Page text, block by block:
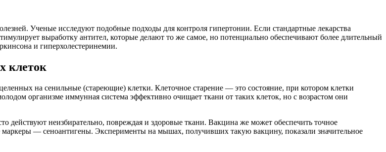
Ученые исследуют подобные подходы для контроля гипертонии. Если стандартные лекарства
выработку антител, которые делают то же самое, но потенциально обеспечивают более длительный
и гиперхолестеринемии.
клеток
на сенильные (стареющие) клетки. Клеточное старение — это состояние, при котором клетки
организме иммунная система эффективно очищает ткани от таких клеток, но с возрастом они
неизбирательно, повреждая и здоровые ткани. Вакцина же может обеспечить точное
маркеры — сеноантигены. Эксперименты на мышах, получивших такую вакцину, показали значительное